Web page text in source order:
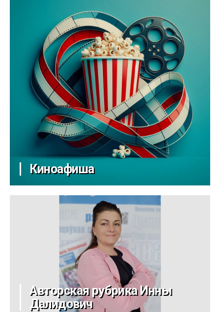
Киноафиша
Авторская рубрика Инны
Далидович